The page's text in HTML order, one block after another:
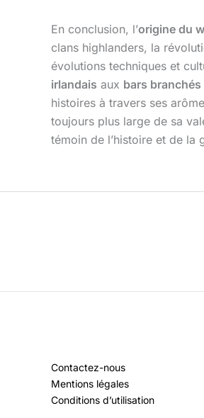
En conclusion, l’origine du
clans highlanders, la
évolutions techniques et
irlandais aux bars branchés
histoires à travers ses
toujours plus large de sa
témoin de l’histoire et de la
Contactez-nous
Mentions légales
Conditions d’utilisation